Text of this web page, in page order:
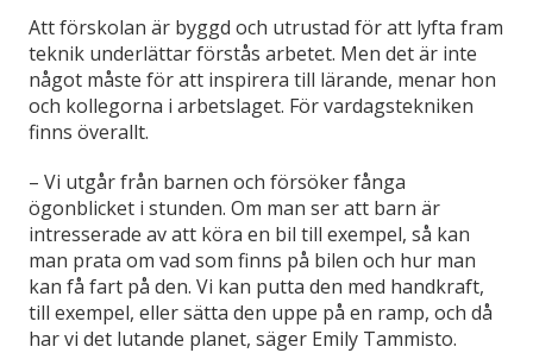
Att förskolan är byggd och utrustad för att lyfta fram
teknik underlättar förstås arbetet. Men det är inte
något måste för att inspirera till lärande, menar hon
och kollegorna i arbetslaget. För vardagstekniken
finns överallt.
– Vi utgår från barnen och försöker fånga
ögonblicket i stunden. Om man ser att barn är
intresserade av att köra en bil till exempel, så kan
man prata om vad som finns på bilen och hur man
kan få fart på den. Vi kan putta den med handkraft,
till exempel, eller sätta den uppe på en ramp, och då
har vi det lutande planet, säger Emily Tammisto.